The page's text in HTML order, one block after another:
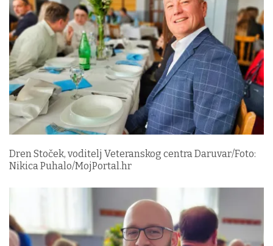
Dren Stoček, voditelj Veteranskog centra Daruvar/Foto:
Nikica Puhalo/MojPortal.hr